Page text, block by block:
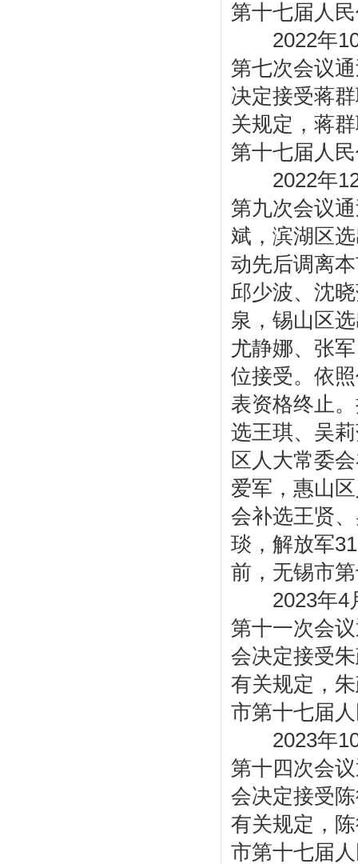
第十七届人
2022年10
第七次会议
决定接受蒋
关规定，蒋
第十七届人
2022年12
第九次会议
斌，滨湖区
动先后调离
邱少波、沈
泉，锡山区
尤静娜、张
位接受。依
表资格终止
选王琪、吴
区人大常委
爱军，惠山
会补选王贤
琰，解放军
前，无锡市
2023年4月
第十一次会
会决定接受
有关规定，
市第十七届
2023年10
第十四次会
会决定接受
有关规定，
市第十七届